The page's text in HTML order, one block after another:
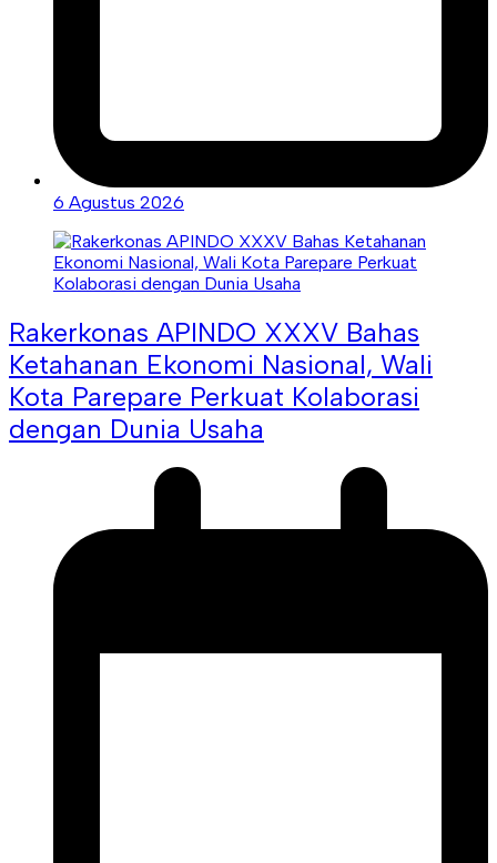
6 Agustus 2026
Rakerkonas APINDO XXXV Bahas
Ketahanan Ekonomi Nasional, Wali
Kota Parepare Perkuat Kolaborasi
dengan Dunia Usaha